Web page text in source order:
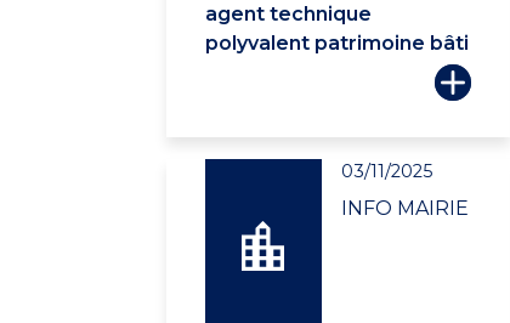
agent technique
polyvalent patrimoine bâti
03/11/2025
INFO MAIRIE